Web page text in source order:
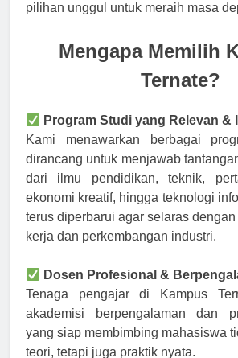
pilihan unggul untuk meraih masa
Mengapa Memilih
Ternate?
Program Studi yang Relevan &
Kami menawarkan berbagai
dirancang untuk menjawab
dari ilmu pendidikan, teknik,
ekonomi kreatif, hingga teknologi
terus diperbarui agar selaras
kerja dan perkembangan industri.
Dosen Profesional &
Tenaga pengajar di Kampus
akademisi berpengalaman dan
yang siap membimbing mahasiswa
teori, tetapi juga praktik nyata.